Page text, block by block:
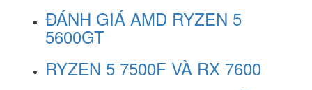
ĐÁNH GIÁ AMD RYZEN 5
5600GT
RYZEN 5 7500F VÀ RX 7600